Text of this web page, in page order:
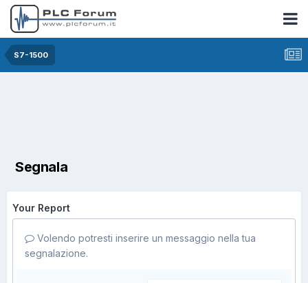
S7-1500
Segnala
Your Report
Volendo potresti inserire un messaggio nella tua
segnalazione.